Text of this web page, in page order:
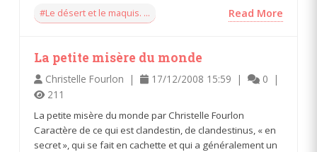
#Le désert et le maquis. ...
Read More
La petite misère du monde
Christelle Fourlon | 17/12/2008 15:59 |
0 |
211
La petite misère du monde par Christelle Fourlon
Caractère de ce qui est clandestin, de clandestinus, « en
secret », qui se fait en cachette et qui a généralement un